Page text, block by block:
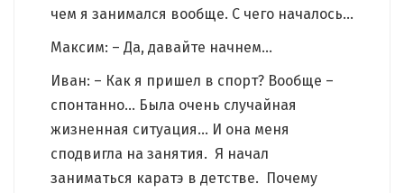
чем я занимался вообще. С чего началось…
Максим: – Да, давайте начнем…
Иван: – Как я пришел в спорт? Вообще –
спонтанно… Была очень случайная
жизненная ситуация… И она меня
сподвигла на занятия. Я начал
заниматься каратэ в детстве. Почему